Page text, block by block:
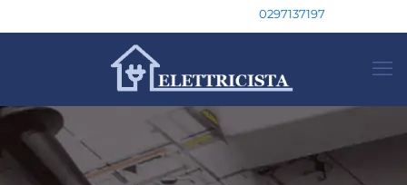
0297137197